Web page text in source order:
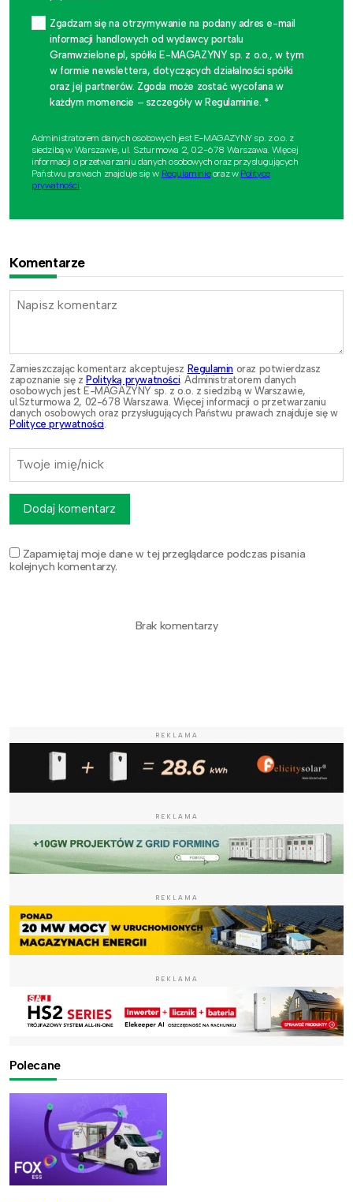
Zgadzam się na otrzymywanie na podany adres e-mail
informacji handlowych od wydawcy portalu
Gramwzielone.pl, spółki E-MAGAZYNY sp. z o.o., w tym
w formie newslettera, dotyczących działalności spółki
oraz jej partnerów. Zgoda może zostać wycofana w
każdym momencie – szczegóły w Regulaminie. *
Administratorem danych osobowych jest E-MAGAZYNY sp. z o.o. z
siedzibą w Warszawie, ul. Szturmowa 2, 02-678 Warszawa. Więcej
informacji o przetwarzaniu danych osobowych oraz przysługujących
Państwu prawach znajduje się w Regulaminieoraz w Polityce
prywatności.
Komentarze
Zamieszczając komentarz akceptujesz Regulamin oraz potwierdzasz
zapoznanie się z Polityką prywatności . Administratorem danych
osobowych jest E-MAGAZYNY sp. z o.o. z siedzibą w Warszawie,
ul.Szturmowa 2, 02-678 Warszawa. Więcej informacji o przetwarzaniu
danych osobowych oraz przysługujących Państwu prawach znajduje się w
Polityce prywatności
Zapamiętaj moje dane w tej przeglądarce podczas pisania
kolejnych komentarzy.
Dodaj komentarz
Brak komentarzy
REKLAMA
REKLAMA
REKLAMA
REKLAMA
Polecane